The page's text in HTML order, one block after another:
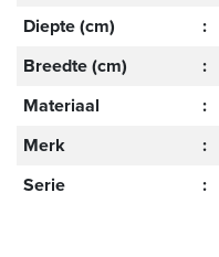
Diepte (cm) :
Breedte (cm) :
Materiaal :
Merk :
Serie :